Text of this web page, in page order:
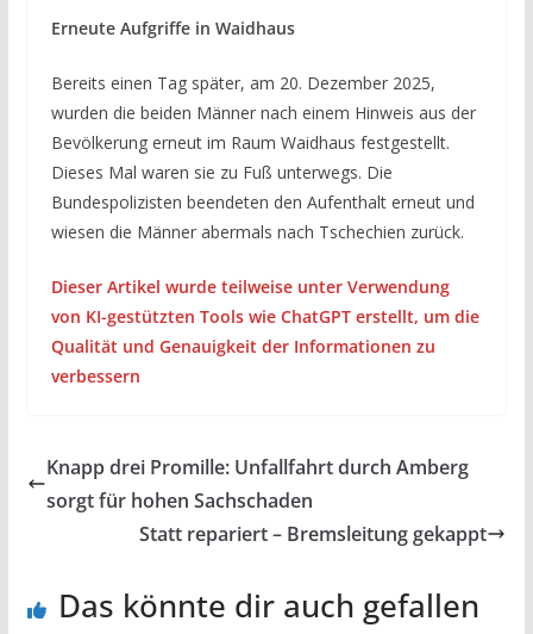
Erneute Aufgriffe in Waidhaus
Bereits einen Tag später, am 20. Dezember 2025,
wurden die beiden Männer nach einem Hinweis aus der
Bevölkerung erneut im Raum Waidhaus festgestellt.
Dieses Mal waren sie zu Fuß unterwegs. Die
Bundespolizisten beendeten den Aufenthalt erneut und
wiesen die Männer abermals nach Tschechien zurück.
Dieser Artikel wurde teilweise unter Verwendung
von KI-gestützten Tools wie ChatGPT erstellt, um die
Qualität und Genauigkeit der Informationen zu
verbessern
Knapp drei Promille: Unfallfahrt durch Amberg
sorgt für hohen Sachschaden
Statt repariert – Bremsleitung gekappt
Das könnte dir auch gefallen